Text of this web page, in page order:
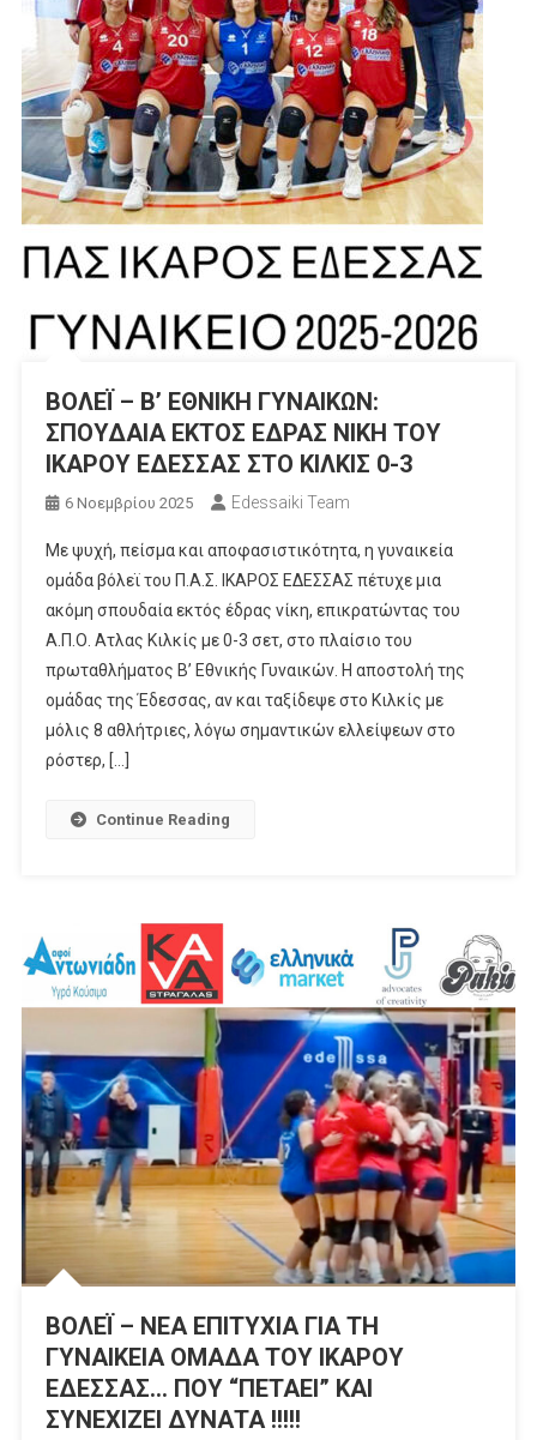
BOΛΕΪ – Β’ ΕΘΝΙΚΗ ΓΥΝΑΙΚΩΝ:
ΣΠΟΥΔΑΙΑ ΕΚΤΟΣ ΕΔΡΑΣ ΝΙΚΗ ΤΟΥ
ΙΚΑΡΟΥ ΕΔΕΣΣΑΣ ΣΤΟ ΚΙΛΚΙΣ 0-3
6 Νοεμβρίου 2025 Edessaiki Team
Με ψυχή, πείσμα και αποφασιστικότητα, η γυναικεία
ομάδα βόλεϊ του Π.Α.Σ. ΙΚΑΡΟΣ ΕΔΕΣΣΑΣ πέτυχε μια
ακόμη σπουδαία εκτός έδρας νίκη, επικρατώντας του
Α.Π.Ο. Ατλας Κιλκίς με 0-3 σετ, στο πλαίσιο του
πρωταθλήματος Β’ Εθνικής Γυναικών. Η αποστολή της
ομάδας της Έδεσσας, αν και ταξίδεψε στο Κιλκίς με
μόλις 8 αθλήτριες, λόγω σημαντικών ελλείψεων στο
ρόστερ, […]
Continue Reading
ΒΟΛΕΪ – ΝΕΑ ΕΠΙΤΥΧΙΑ ΓΙΑ ΤΗ
ΓΥΝΑΙΚΕΙΑ ΟΜΑΔΑ ΤΟΥ ΙΚΑΡΟΥ
ΕΔΕΣΣΑΣ… ΠΟΥ “ΠΕΤΑΕΙ” ΚΑΙ
ΣΥΝΕΧΙΖΕΙ ΔΥΝΑΤΑ !!!!!